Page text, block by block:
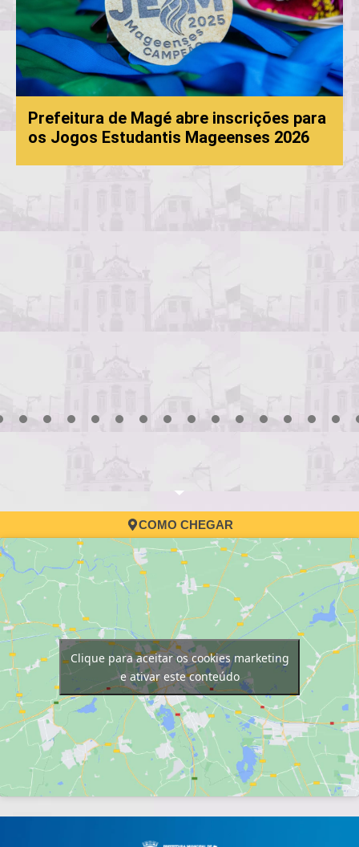
Prefeitura de Magé abre inscrições para
os Jogos Estudantis Mageenses 2026
COMO CHEGAR
Clique para aceitar os cookies marketing
e ativar este conteúdo